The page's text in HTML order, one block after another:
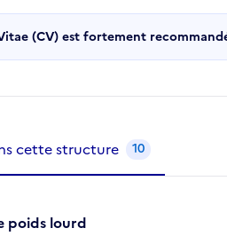
(CV) est fortement
cette structure 10
poids lourd